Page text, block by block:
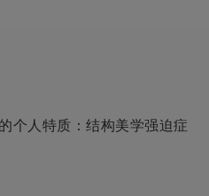
个人特质：结构美学强迫症